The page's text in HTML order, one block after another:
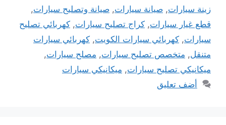
زينة سيارات, صيانة سيارات, صيانة وتصليح سيارات,
قطع غيار سيارات, كراج تصليح سيارات, كهربائي تصليح
سيارات, كهربائي سيارات الكويت, كهربائي سيارات
متنقل, متخصص تصليح سيارات, مصلح سيارات,
ميكانيكي تصليح سيارات, ميكانيكي سيارات
أضف تعليق